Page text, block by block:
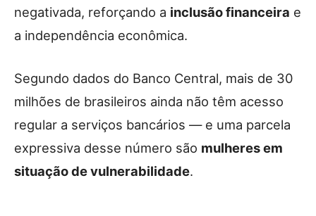
negativada, reforçando a inclusão financeira e
a independência econômica.
Segundo dados do Banco Central, mais de 30
milhões de brasileiros ainda não têm acesso
regular a serviços bancários — e uma parcela
expressiva desse número são mulheres em
situação de vulnerabilidade.